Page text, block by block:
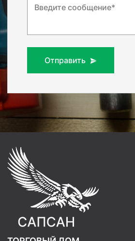
Введите сообщение*
Отправить